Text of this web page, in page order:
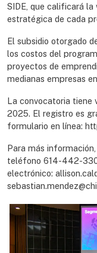
SIDE, que calificará
estratégica de cada
El subsidio otorgado
los costos del
proyectos de
medianas empresas
La convocatoria tiene
2025. El registro es
formulario en línea:
Para más
teléfono 614-442-
electrónico: